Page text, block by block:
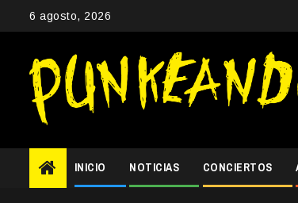
6 agosto, 2026
INICIO NOTICIAS CONCIERTOS